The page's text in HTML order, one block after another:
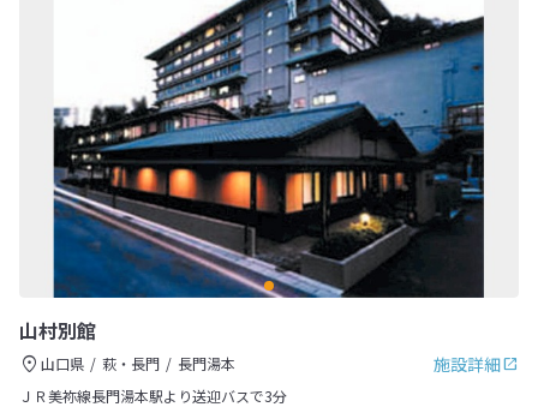
山村別館
施設詳細
山口県 萩・長門
長門湯本
ＪＲ美祢線長門湯本駅より送迎バスで3分